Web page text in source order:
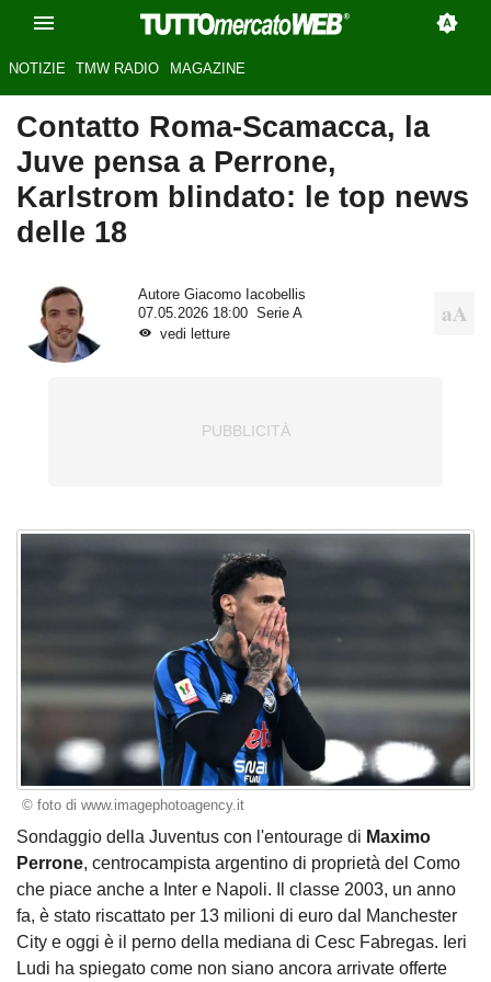
NOTIZIE TMW RADIO MAGAZINE
Contatto Roma-Scamacca, la
Juve pensa a Perrone,
Karlstrom blindato: le top news
delle 18
Autore Giacomo Iacobellis
07.05.2026 18:00
Serie A
vedi letture
© foto di www.imagephotoagency.it
Sondaggio della Juventus con l'entourage di Maximo
Perrone, centrocampista argentino di proprietà del Como
che piace anche a Inter e Napoli. Il classe 2003, un anno
fa, è stato riscattato per 13 milioni di euro dal Manchester
City e oggi è il perno della mediana di Cesc Fabregas. Ieri
Ludi ha spiegato come non siano ancora arrivate offerte